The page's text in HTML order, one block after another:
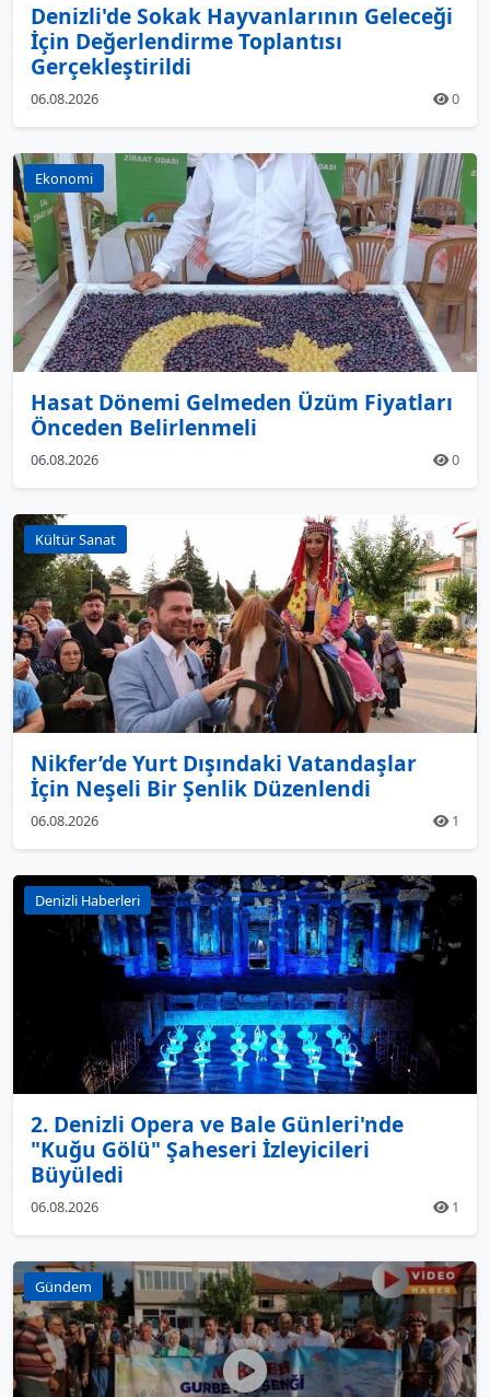
Denizli'de Sokak Hayvanlarının Geleceği
İçin Değerlendirme Toplantısı
Gerçekleştirildi
06.08.2026 0
Ekonomi
Hasat Dönemi Gelmeden Üzüm Fiyatları
Önceden Belirlenmeli
06.08.2026 0
Kültür Sanat
Nikfer’de Yurt Dışındaki Vatandaşlar
İçin Neşeli Bir Şenlik Düzenlendi
06.08.2026 1
Denizli Haberleri
2. Denizli Opera ve Bale Günleri'nde
"Kuğu Gölü" Şaheseri İzleyicileri
Büyüledi
06.08.2026 1
Gündem